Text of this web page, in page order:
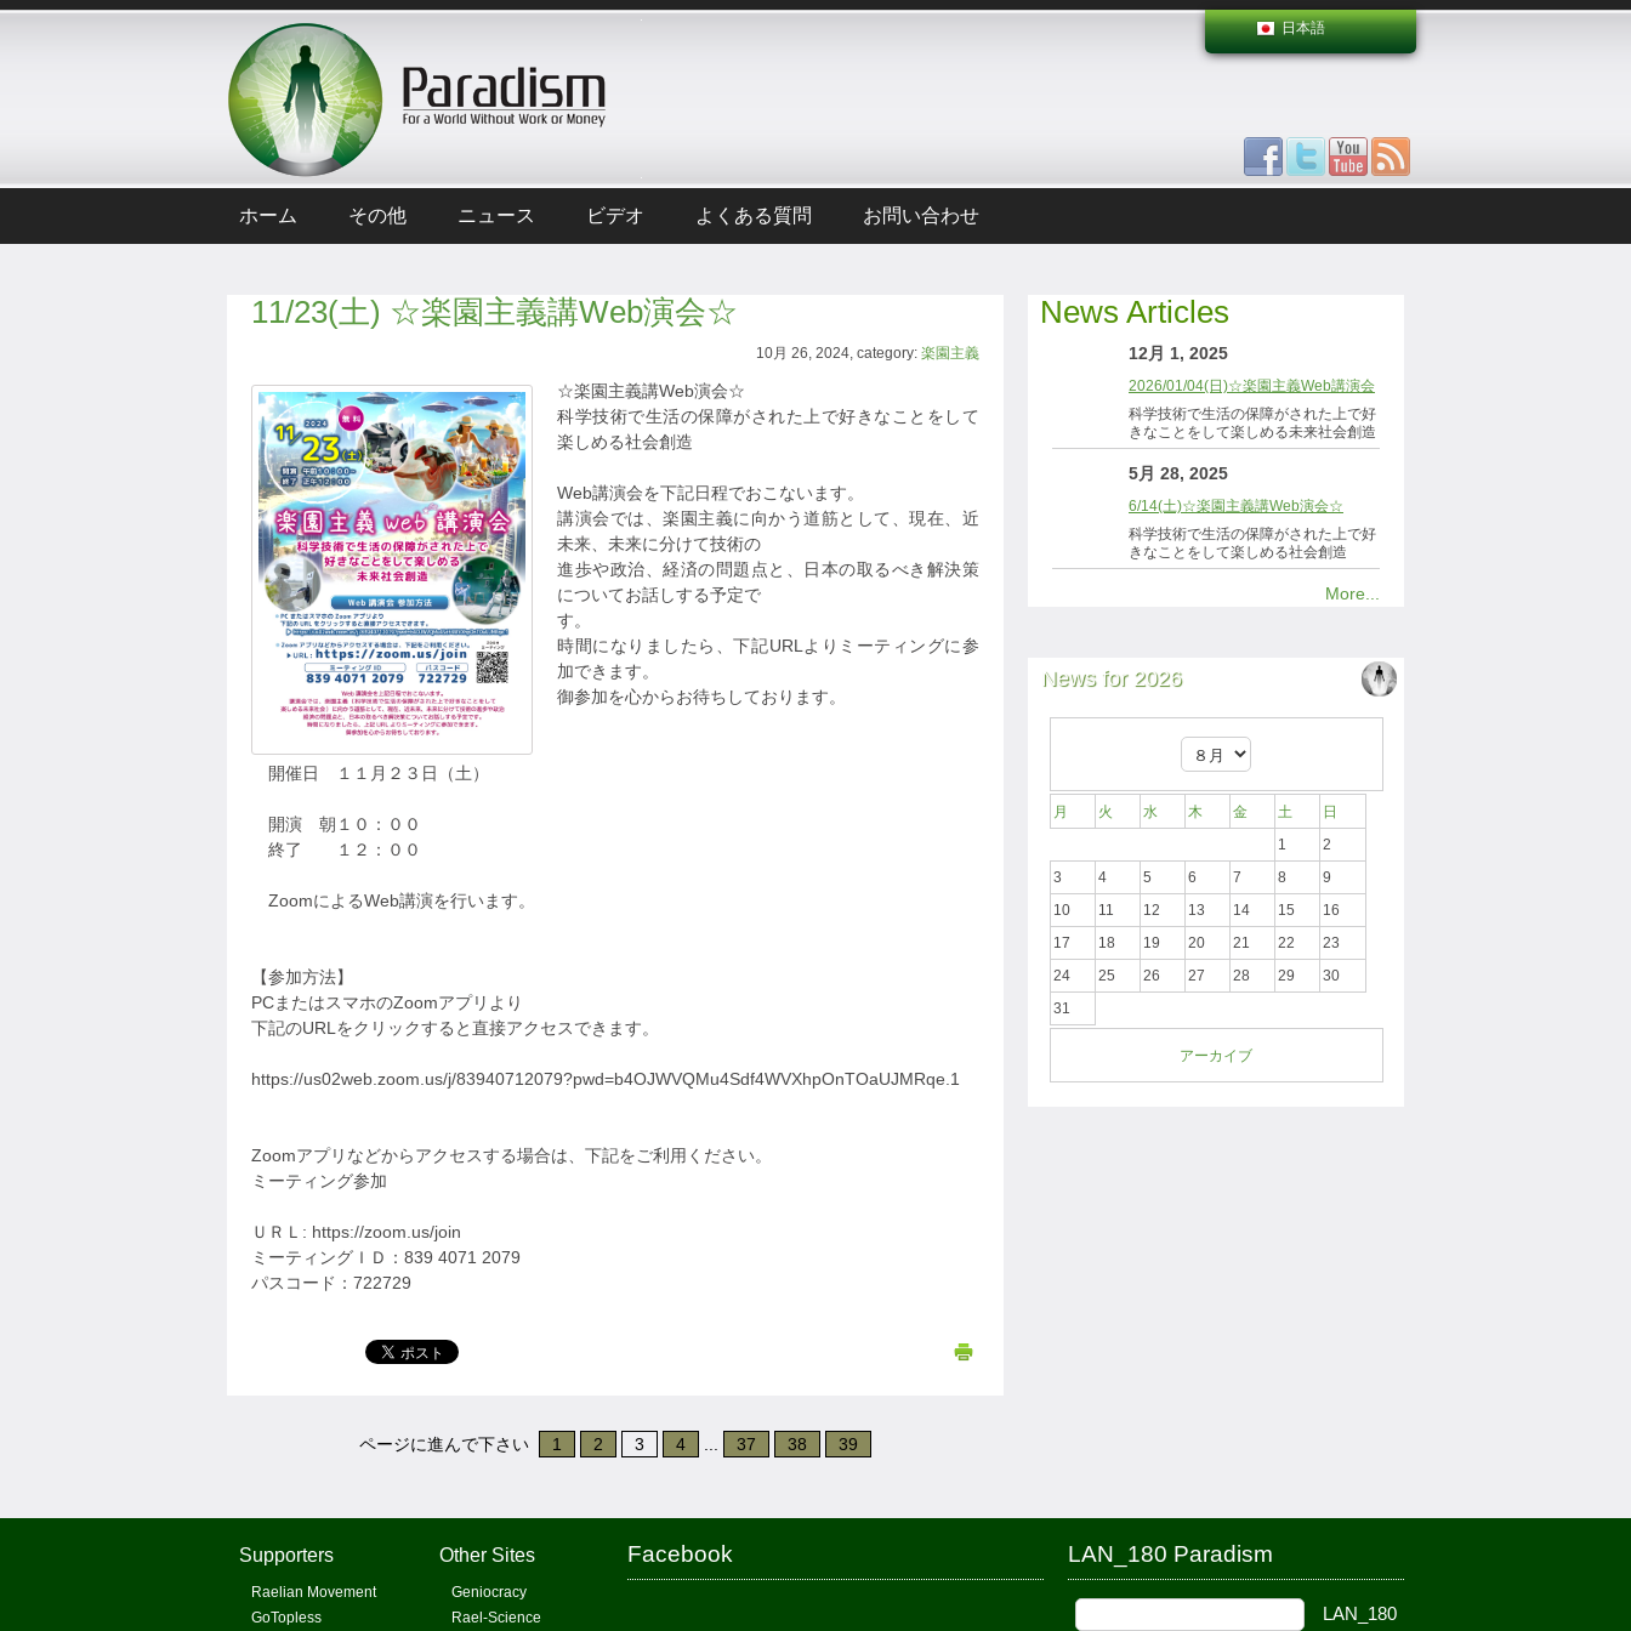
日本語
ホーム その他 ニュース ビデオ よくある質問 お問い合わせ
11/23(土) ☆楽園主義講Web演会☆
10月 26, 2024, category: 楽園主義
☆楽園主義講Web演会☆
科学技術で生活の保障がされた上で好きなことをして
楽しめる社会創造
Web講演会を下記日程でおこないます。
講演会では、楽園主義に向かう道筋として、現在、近
未来、未来に分けて技術の
進歩や政治、経済の問題点と、日本の取るべき解決策
についてお話しする予定で
す。
時間になりましたら、下記URLよりミーティングに参
加できます。
御参加を心からお待ちしております。
開催日 １１月２３日（土）
開演 朝１０：００
終了 １２：００
ZoomによるWeb講演を行います。
【参加方法】
PCまたはスマホのZoomアプリより
下記のURLをクリックすると直接アクセスできます。
https://us02web.zoom.us/j/83940712079?pwd=b4OJWVQMu4Sdf4WVXhpOnTOaUJMRqe.1
Zoomアプリなどからアクセスする場合は、下記をご利用ください。
ミーティング参加
ＵＲＬ: https://zoom.us/join
ミーティングＩＤ：839 4071 2079
パスコード：722729
ページに進んで下さい 1 2 3 4 37 38 39
News Articles
12月 1, 2025
2026/01/04(日)☆楽園主義Web講演会
科学技術で生活の保障がされた上で好
きなことをして楽しめる未来社会創造
5月 28, 2025
6/14(土)☆楽園主義講Web演会☆
科学技術で生活の保障がされた上で好
きなことをして楽しめる社会創造
More...
News for 2026
月 火 水 木 金 土
日
1
2
3
4 5 6 7 8
9
10
11 12 13 14 15
16
17
18 19 20 21 22
23
24
25 26 27 28 29
30
31
アーカイブ
Supporters
Raelian Movement
GoTopless
Other Sites
Geniocracy
Rael-Science
Facebook LAN_180 Paradism